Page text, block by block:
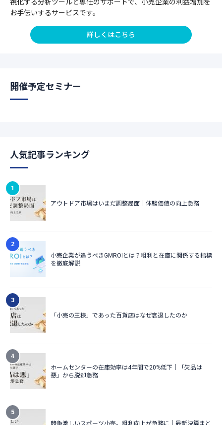
視化する分析ツールと専任のサポートで、小売企業の利益増加を
お手伝いするサービスです。
詳しくはこちら
開催予定セミナー
人気記事ランキング